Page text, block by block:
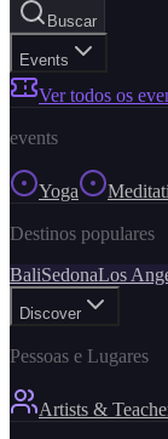
Buscar
Events
Ver todos os
events
Yoga
Destinos populares
BaliSedonaLos
Discover
Pessoas e Lugares
Artists &